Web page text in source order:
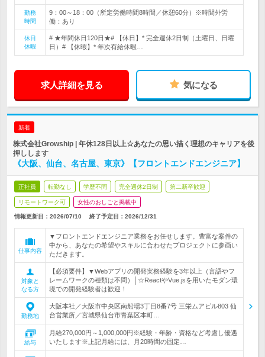
勤務
時間
9：00～18：00（所定労働時間8時間／休憩60分）※時間外労
働：あり
休日
休暇
# ★年間休日120日★# 【休日】* 完全週休2日制（土曜日、日曜
日）# 【休暇】* 年次有給休暇…
求人詳細を見る 気になる
新着
株式会社Growship | 年休128日以上☆あなたの思い描く理想のキャリアを後
押しします
《大阪、仙台、名古屋、東京》【フロントエンドエンジニア】
正社員 転勤なし 学歴不問 完全週休2日制 第二新卒歓迎
リモートワーク可 女性のおしごと掲載中
情報更新日：2026/07/10 終了予定日： 2026/12/31
仕事内容
▼フロントエンドエンジニア業務をお任せします。豊富な案件の
中から、あなたの希望やスキルに合わせたプロジェクトに参画い
ただきます。
対象と
なる方
【必須要件】▼Webアプリの開発実務経験を3年以上（言語やフ
レームワークの種類は不問）│☆ReactやVue.jsを用いたモダン環
境での開発経験者は歓迎！
勤務地
大阪本社／大阪市中央区南船場3丁目8番7号 三栄ムアビル803 仙
台営業所／宮城県仙台市青葉区本町…
給与
月給270,000円～1,000,000円※経験・年齢・資格など考慮し優遇
いたします※上記月給には、月20時間の固定…